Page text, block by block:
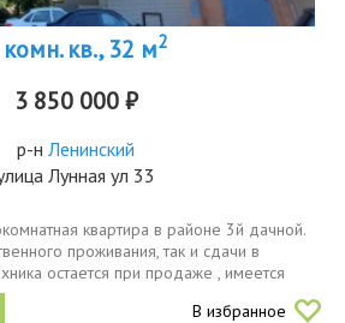
кв., 32 м2
3 850 000 ₽
р-н Ленинский
Лунная ул 33
квартира в районе 3й дачной.
проживания, так и сдачи в
остается при продаже , имеется
расположен в районе с
В избранное